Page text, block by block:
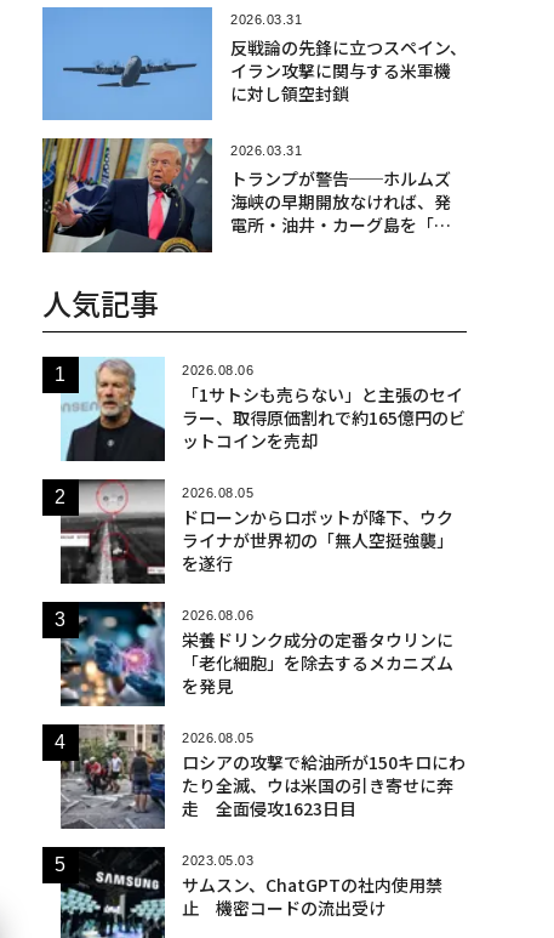
2026.03.31
反戦論の先鋒に立つスペイン、
イラン攻撃に関与する米軍機
に対し領空封鎖
2026.03.31
トランプが警告──ホルムズ
海峡の早期開放なければ、発
電所・油井・カーグ島を「爆
人気記事
2026.08.06
「1サトシも売らない」と主張のセイ
ラー、取得原価割れで約165億円のビ
ットコインを売却
2026.08.05
ドローンからロボットが降下、ウク
ライナが世界初の「無人空挺強襲」
を遂行
2026.08.06
栄養ドリンク成分の定番タウリンに
「老化細胞」を除去するメカニズム
を発見
2026.08.05
ロシアの攻撃で給油所が150キロにわ
たり全滅、ウは米国の引き寄せに奔
走 全面侵攻1623日目
2023.05.03
サムスン、ChatGPTの社内使用禁
止 機密コードの流出受け